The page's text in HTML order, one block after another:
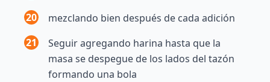
20
mezclando bien después de cada adición
21
Seguir agregando harina hasta que la
masa se despegue de los lados del tazón
formando una bola